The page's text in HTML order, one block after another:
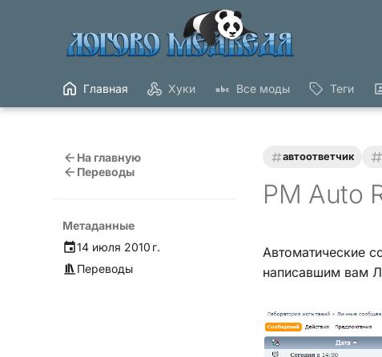
Главная Хуки Все моды Теги
На главную
Переводы
Метаданные
14 июля 2010 г.
Переводы
автоответчик
PM Auto
Автоматические
написавшим вам